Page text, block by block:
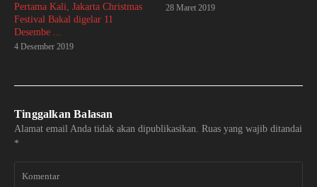
Pertama Kali, Jakarta Christmas
Festival Bakal digelar 11
Desembe ...
4 Desember 2019
28 Maret 2019
Tinggalkan Balasan
Alamat email Anda tidak akan dipublikasikan. Ruas yang wajib ditandai
*